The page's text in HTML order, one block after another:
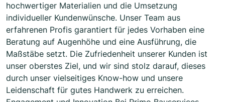
hochwertiger Materialien und die Umsetzung
individueller Kundenwünsche. Unser Team aus
erfahrenen Profis garantiert für jedes Vorhaben eine
Beratung auf Augenhöhe und eine Ausführung, die
Maßstäbe setzt. Die Zufriedenheit unserer Kunden ist
unser oberstes Ziel, und wir sind stolz darauf, dieses
durch unser vielseitiges Know-how und unsere
Leidenschaft für gutes Handwerk zu erreichen.